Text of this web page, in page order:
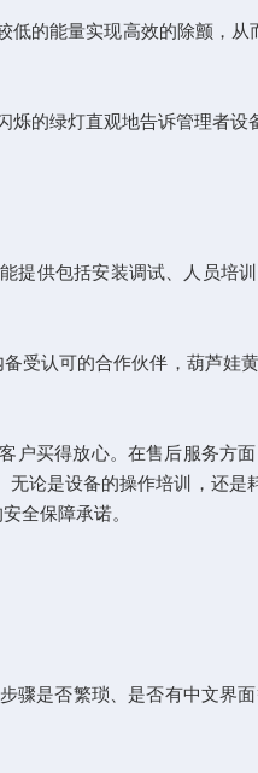
的能量实现高效的除颤，从
绿灯直观地告诉管理者设
供包括安装调试、人员培
认可的合作伙伴，葫芦娃
买得放心。在售后服务方
论是设备的操作培训，还是
全保障承诺。
是否繁琐、是否有中文界